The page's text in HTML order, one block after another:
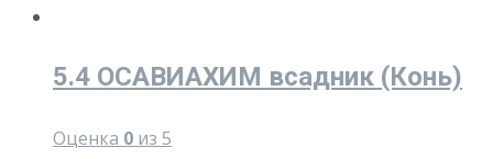
5.4 ОСАВИАХИМ всадник (Конь)
Оценка 0 из 5